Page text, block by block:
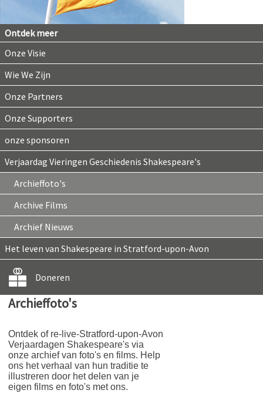
Ontdek meer
Onze Visie
Wie We Zijn
Onze Partners
Onze Supporters
onze sponsoren
Verjaardag Vieringen Geschiedenis Shakespeare's
Archieffoto's
Archive Films
Archief Nieuws
Het leven van Shakespeare in Stratford-upon-Avon
Doneren
Archieffoto's
Ontdek of re-live-Stratford-upon-Avon
Verjaardagen Shakespeare's via
onze archief van foto's en films. Help
ons het verhaal van hun traditie te
illustreren door het delen van je
eigen films en foto's met ons.